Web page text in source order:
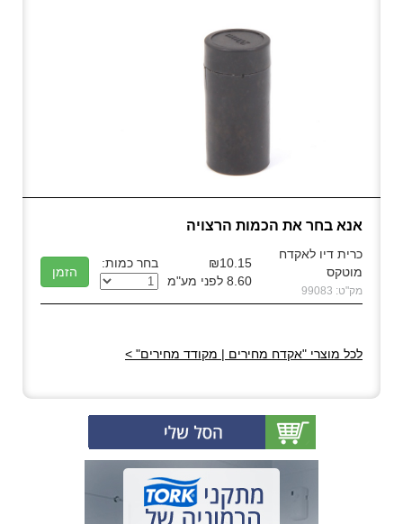
אנא בחר את הכמות הרצויה
כרית דיו לאקדח
מוטקס
מק"ט: 99083
₪10.15
8.60 לפני מע"מ
בחר כמות:
לכל מוצרי "אקדח מחירים | מקודד מחירים" >